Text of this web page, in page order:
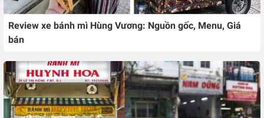
Review xe bánh mì Hùng Vương: Nguồn gốc, Menu, Giá
bán